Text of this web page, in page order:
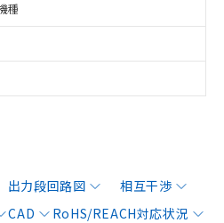
種
出力段回路図
相互干渉
CAD
RoHS/REACH対応状況